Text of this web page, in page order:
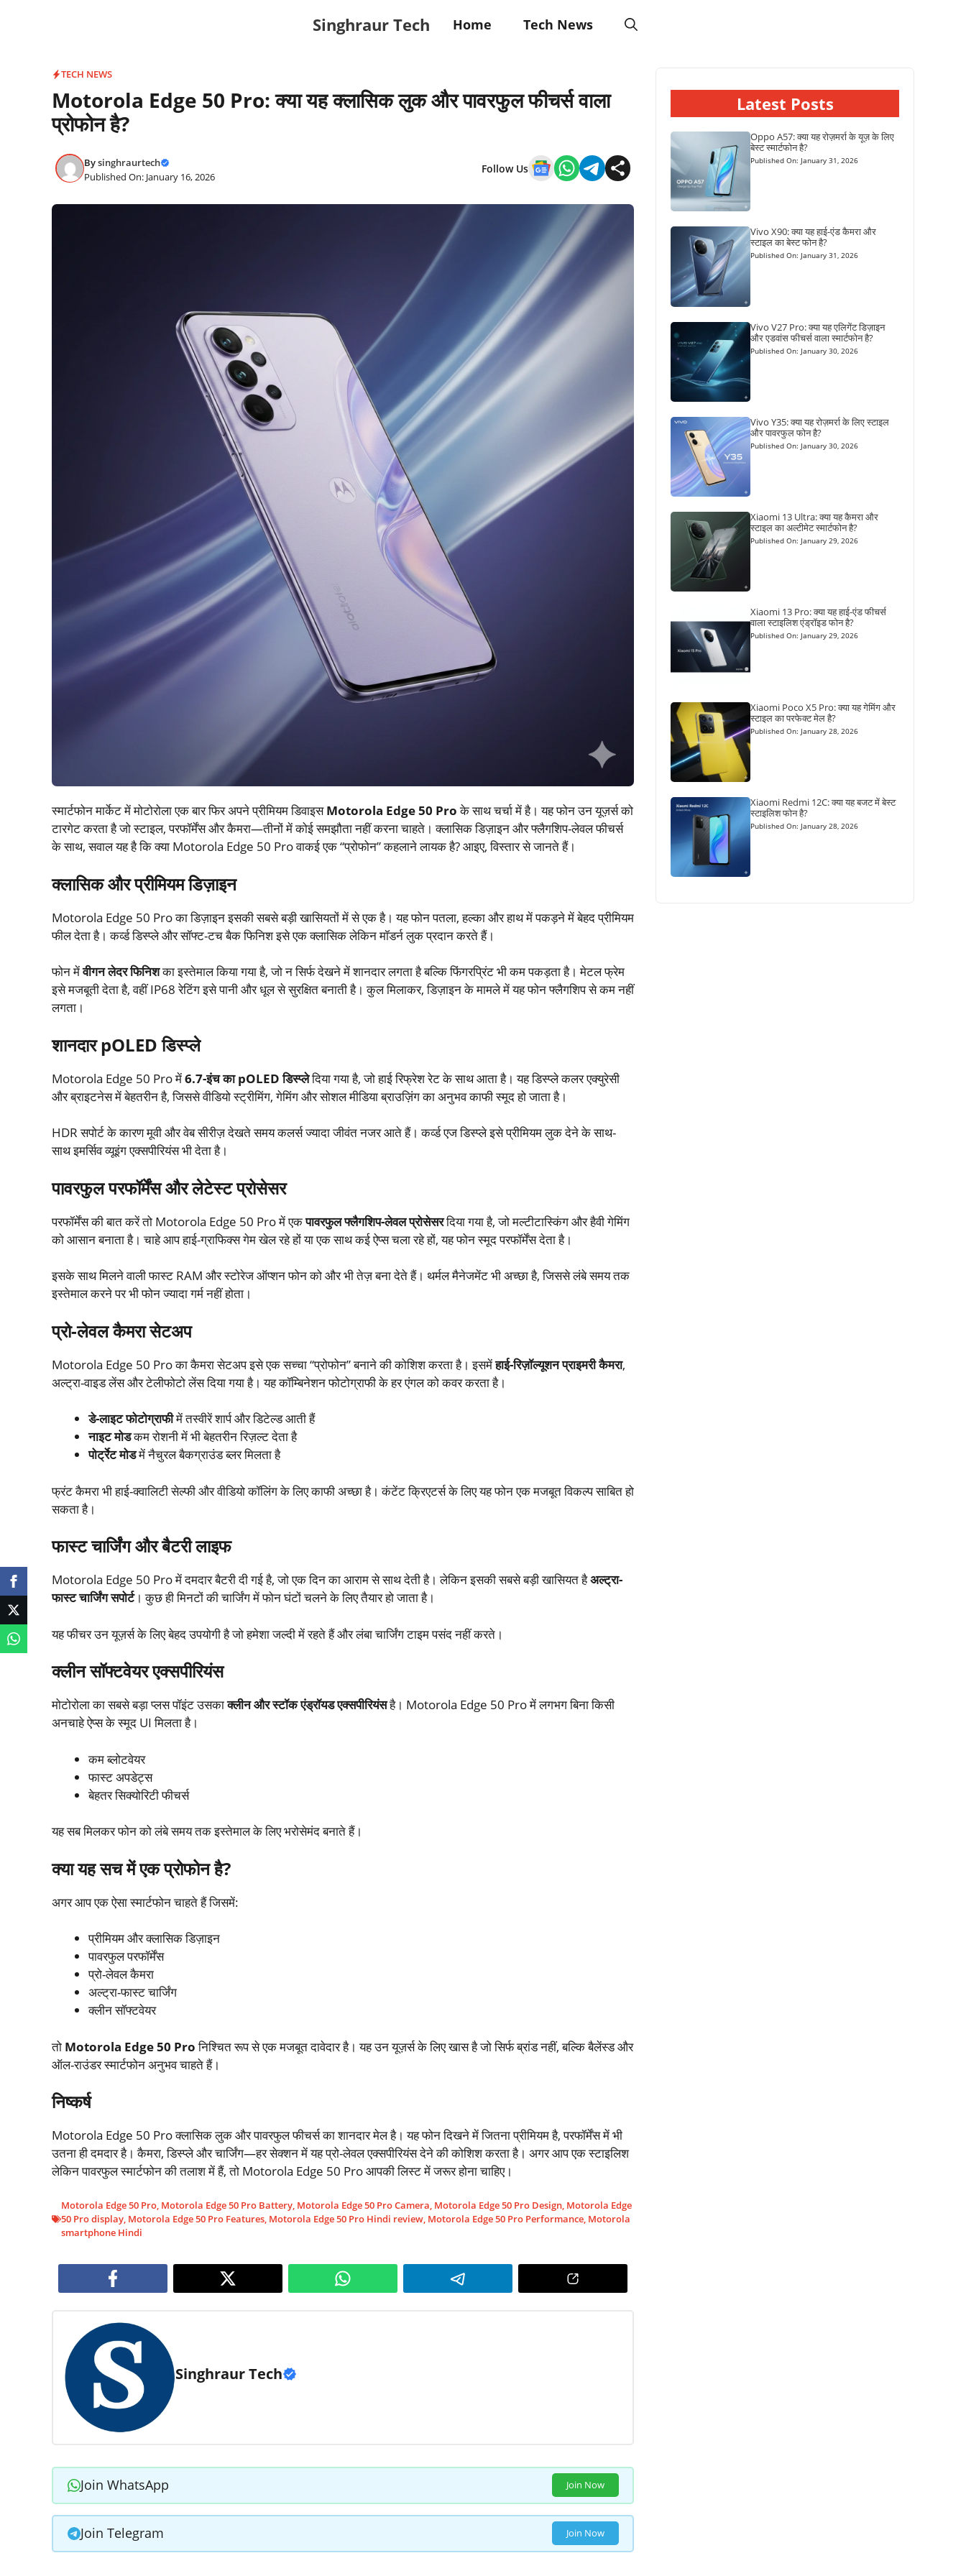
Singhraur Tech Home Tech News
TECH NEWS
Motorola Edge 50 Pro: क्या यह क्लासिक लुक और पावरफुल फीचर्स वाला
प्रोफोन है?
Bysinghraurtech
Published On: January 16, 2026
Follow Us
स्मार्टफोन मार्केट में मोटोरोला एक बार फिर अपने प्रीमियम डिवाइसMotorola Edge 50 Proके साथ चर्चा में है। यह फोन उन यूज़र्स को
टारगेट करता है जो स्टाइल, परफॉर्मेंस और कैमरा—तीनों में कोई समझौता नहीं करना चाहते। क्लासिक डिज़ाइन और फ्लैगशिप-लेवल फीचर्स
के साथ, सवाल यह है कि क्या Motorola Edge 50 Pro वाकई एक “प्रोफोन” कहलाने लायक है? आइए, विस्तार से जानते हैं।
क्लासिक और प्रीमियम डिज़ाइन
Motorola Edge 50 Pro का डिज़ाइन इसकी सबसे बड़ी खासियतों में से एक है। यह फोन पतला, हल्का और हाथ में पकड़ने में बेहद प्रीमियम
फील देता है। कर्व्ड डिस्प्ले और सॉफ्ट-टच बैक फिनिश इसे एक क्लासिक लेकिन मॉडर्न लुक प्रदान करते हैं।
फोन मेंवीगन लेदर फिनिशका इस्तेमाल किया गया है, जो न सिर्फ देखने में शानदार लगता है बल्कि फिंगरप्रिंट भी कम पकड़ता है। मेटल फ्रेम
इसे मजबूती देता है, वहीं IP68 रेटिंग इसे पानी और धूल से सुरक्षित बनाती है। कुल मिलाकर, डिज़ाइन के मामले में यह फोन फ्लैगशिप से कम नहीं
लगता।
शानदार pOLED डिस्प्ले
Motorola Edge 50 Pro में6.7-इंच का pOLED डिस्प्लेदिया गया है, जो हाई रिफ्रेश रेट के साथ आता है। यह डिस्प्ले कलर एक्युरेसी
और ब्राइटनेस में बेहतरीन है, जिससे वीडियो स्ट्रीमिंग, गेमिंग और सोशल मीडिया ब्राउज़िंग का अनुभव काफी स्मूद हो जाता है।
HDR सपोर्ट के कारण मूवी और वेब सीरीज़ देखते समय कलर्स ज्यादा जीवंत नजर आते हैं। कर्व्ड एज डिस्प्ले इसे प्रीमियम लुक देने के साथ-
साथ इमर्सिव व्यूइंग एक्सपीरियंस भी देता है।
पावरफुल परफॉर्मेंस और लेटेस्ट प्रोसेसर
परफॉर्मेंस की बात करें तो Motorola Edge 50 Pro में एकपावरफुल फ्लैगशिप-लेवल प्रोसेसरदिया गया है, जो मल्टीटास्किंग और हैवी गेमिंग
को आसान बनाता है। चाहे आप हाई-ग्राफिक्स गेम खेल रहे हों या एक साथ कई ऐप्स चला रहे हों, यह फोन स्मूद परफॉर्मेंस देता है।
इसके साथ मिलने वाली फास्ट RAM और स्टोरेज ऑप्शन फोन को और भी तेज़ बना देते हैं। थर्मल मैनेजमेंट भी अच्छा है, जिससे लंबे समय तक
इस्तेमाल करने पर भी फोन ज्यादा गर्म नहीं होता।
प्रो-लेवल कैमरा सेटअप
Motorola Edge 50 Pro का कैमरा सेटअप इसे एक सच्चा “प्रोफोन” बनाने की कोशिश करता है। इसमेंहाई-रिज़ॉल्यूशन प्राइमरी कैमरा,
अल्ट्रा-वाइड लेंस और टेलीफोटो लेंस दिया गया है। यह कॉम्बिनेशन फोटोग्राफी के हर एंगल को कवर करता है।
डे-लाइट फोटोग्राफीमें तस्वीरें शार्प और डिटेल्ड आती हैं
नाइट मोडकम रोशनी में भी बेहतरीन रिज़ल्ट देता है
पोर्ट्रेट मोडमें नैचुरल बैकग्राउंड ब्लर मिलता है
फ्रंट कैमरा भी हाई-क्वालिटी सेल्फी और वीडियो कॉलिंग के लिए काफी अच्छा है। कंटेंट क्रिएटर्स के लिए यह फोन एक मजबूत विकल्प साबित हो
सकता है।
फास्ट चार्जिंग और बैटरी लाइफ
Motorola Edge 50 Pro में दमदार बैटरी दी गई है, जो एक दिन का आराम से साथ देती है। लेकिन इसकी सबसे बड़ी खासियत हैअल्ट्रा-
फास्ट चार्जिंग सपोर्ट। कुछ ही मिनटों की चार्जिंग में फोन घंटों चलने के लिए तैयार हो जाता है।
यह फीचर उन यूज़र्स के लिए बेहद उपयोगी है जो हमेशा जल्दी में रहते हैं और लंबा चार्जिंग टाइम पसंद नहीं करते।
क्लीन सॉफ्टवेयर एक्सपीरियंस
मोटोरोला का सबसे बड़ा प्लस पॉइंट उसकाक्लीन और स्टॉक एंड्रॉयड एक्सपीरियंसहै। Motorola Edge 50 Pro में लगभग बिना किसी
अनचाहे ऐप्स के स्मूद UI मिलता है।
कम ब्लोटवेयर
फास्ट अपडेट्स
बेहतर सिक्योरिटी फीचर्स
यह सब मिलकर फोन को लंबे समय तक इस्तेमाल के लिए भरोसेमंद बनाते हैं।
क्या यह सच में एक प्रोफोन है?
अगर आप एक ऐसा स्मार्टफोन चाहते हैं जिसमें:
प्रीमियम और क्लासिक डिज़ाइन
पावरफुल परफॉर्मेंस
प्रो-लेवल कैमरा
अल्ट्रा-फास्ट चार्जिंग
क्लीन सॉफ्टवेयर
तो Motorola Edge 50 Proनिश्चित रूप से एक मजबूत दावेदार है। यह उन यूज़र्स के लिए खास है जो सिर्फ ब्रांड नहीं, बल्कि बैलेंस्ड और
ऑल-राउंडर स्मार्टफोन अनुभव चाहते हैं।
निष्कर्ष
Motorola Edge 50 Pro क्लासिक लुक और पावरफुल फीचर्स का शानदार मेल है। यह फोन दिखने में जितना प्रीमियम है, परफॉर्मेंस में भी
उतना ही दमदार है। कैमरा, डिस्प्ले और चार्जिंग—हर सेक्शन में यह प्रो-लेवल एक्सपीरियंस देने की कोशिश करता है। अगर आप एक स्टाइलिश
लेकिन पावरफुल स्मार्टफोन की तलाश में हैं, तो Motorola Edge 50 Pro आपकी लिस्ट में जरूर होना चाहिए।
Motorola Edge 50 Pro Motorola Edge 50 Pro Battery Motorola Edge 50 Pro Camera Motorola Edge 50 Pro Design Motorola Edge
50 Pro display Motorola Edge 50 Pro Features Motorola Edge 50 Pro Hindi review Motorola Edge 50 Pro Performance Motorola
smartphone Hindi
Singhraur Tech
Join WhatsApp Join Now
Join Telegram Join Now
Latest Posts
Oppo A57: क्या यह रोज़मर्रा के यूज़ के लिए
बेस्ट स्मार्टफोन है?
Published On: January 31, 2026
Vivo X90: क्या यह हाई-एंड कैमरा और
स्टाइल का बेस्ट फोन है?
Published On: January 31, 2026
Vivo V27 Pro: क्या यह एलिगेंट डिज़ाइन
और एडवांस फीचर्स वाला स्मार्टफोन है?
Published On: January 30, 2026
Vivo Y35: क्या यह रोज़मर्रा के लिए स्टाइल
और पावरफुल फोन है?
Published On: January 30, 2026
Xiaomi 13 Ultra: क्या यह कैमरा और
स्टाइल का अल्टीमेट स्मार्टफोन है?
Published On: January 29, 2026
Xiaomi 13 Pro: क्या यह हाई-एंड फीचर्स
वाला स्टाइलिश एंड्रॉइड फोन है?
Published On: January 29, 2026
Xiaomi Poco X5 Pro: क्या यह गेमिंग और
स्टाइल का परफेक्ट मेल है?
Published On: January 28, 2026
Xiaomi Redmi 12C: क्या यह बजट में बेस्ट
स्टाइलिश फोन है?
Published On: January 28, 2026